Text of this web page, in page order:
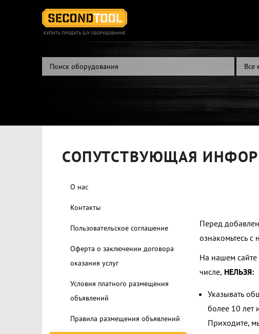
Все
СОПУТСТВУЮЩАЯ
Перед
ознакомьтесь с
На нашем
числе, НЕЛЬЗЯ:
Указывать
более 10 лет
Приходите,
О нас
Контакты
Пользовательское соглашение
Оферта о заключении договора
оказания услуг
Условия платного размещения
объявлений
Правила размещения объявлений